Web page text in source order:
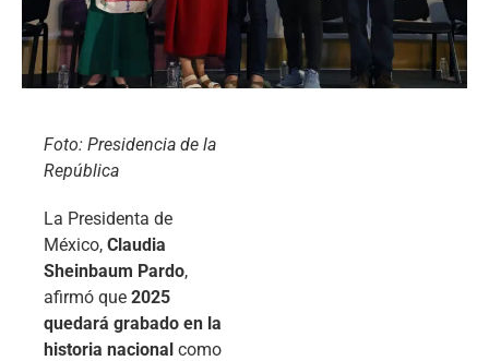
Foto: Presidencia de la
República
La Presidenta de
México, Claudia
Sheinbaum Pardo,
afirmó que 2025
quedará grabado en la
historia nacional como